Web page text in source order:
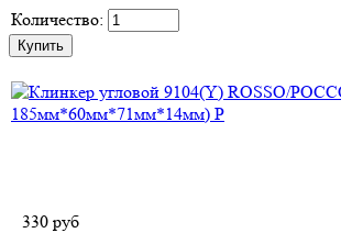
Количество:
330 руб